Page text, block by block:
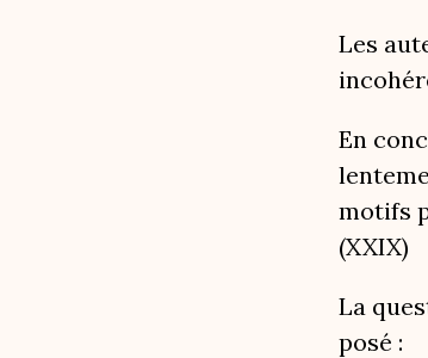
Les
En
motifs
(XXIX)
La
posé :